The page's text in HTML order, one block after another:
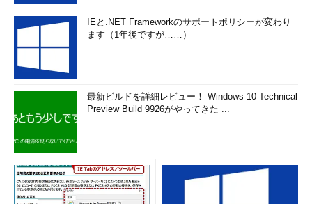
IEと.NET Frameworkのサポートポリシーが変わり
ます（1年後ですが……）
最新ビルドを詳細レビュー！ Windows 10 Technical
Preview Build 9926がやってきた ...